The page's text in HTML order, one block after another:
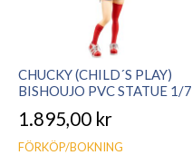
CHUCKY (CHILD´S PLAY)
BISHOUJO PVC STATUE 1/7
1.895,00 kr
FÖRKÖP/BOKNING